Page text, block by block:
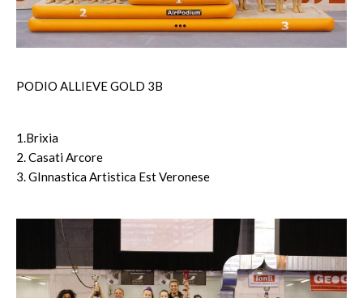
PODIO ALLIEVE GOLD 3B
1.Brixia
2. Casati Arcore
3. GInnastica Artistica Est Veronese